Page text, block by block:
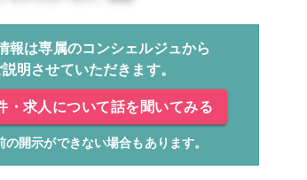
報は専属のコンシェルジュから
説明させていただきます。
・求人について話を聞いてみる
開示ができない場合もあります。